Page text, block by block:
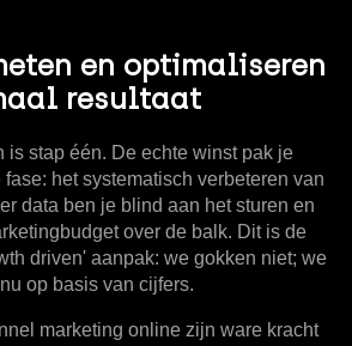
en optimaliseren
resultaat
is stap één. De echte winst pak je
het systematisch verbeteren van
data ben je blind aan het sturen en
over de balk. Dit is de
driven' aanpak: we gokken niet; we
op basis van cijfers.
marketing online zijn ware kracht